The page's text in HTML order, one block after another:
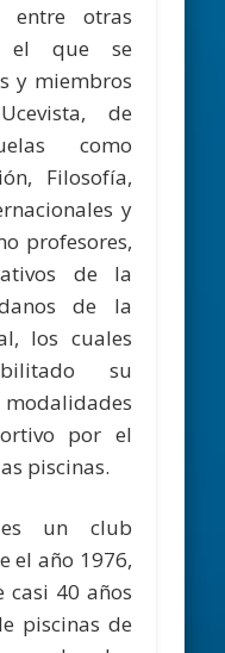
entre otras
el que se
y miembros
de
como
Filosofía,
y
profesores,
de la
de la
los cuales
su
por el
piscinas.
es un club
el año 1976,
casi 40 años
piscinas de